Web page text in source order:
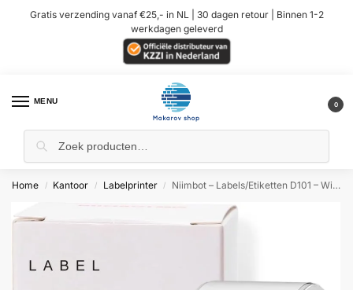
Gratis verzending vanaf €25,- in NL | 30 dagen retour | Binnen 1-2
werkdagen geleverd
MENU 0
Home / Kantoor / Labelprinter / Niimbot – Labels/Etiketten D101 – Wit – 25*50mm